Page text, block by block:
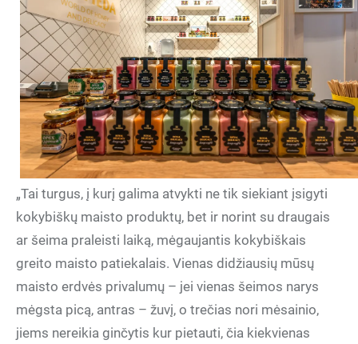
„Tai turgus, į kurį galima atvykti ne tik siekiant įsigyti
kokybiškų maisto produktų, bet ir norint su draugais
ar šeima praleisti laiką, mėgaujantis kokybiškais
greito maisto patiekalais. Vienas didžiausių mūsų
maisto erdvės privalumų – jei vienas šeimos narys
mėgsta picą, antras – žuvį, o trečias nori mėsainio,
jiems nereikia ginčytis kur pietauti, čia kiekvienas